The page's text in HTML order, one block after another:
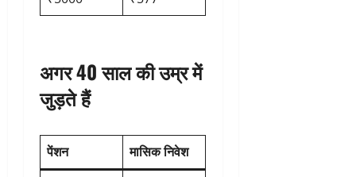
अगर 40 साल की उम्र में
जुड़ते हैं
पेंशन
मासिक निवेश